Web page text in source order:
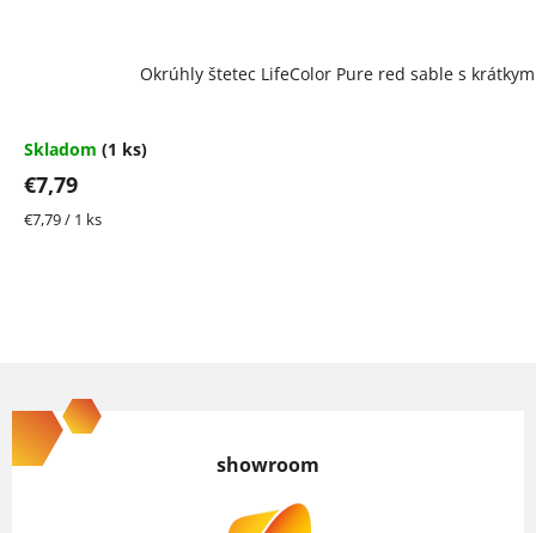
Okrúhly štetec LifeColor Pure red sable s
Skladom (1 ks)
€7,79
Jednotková
€7,79 / 1 ks
á
p
showroom